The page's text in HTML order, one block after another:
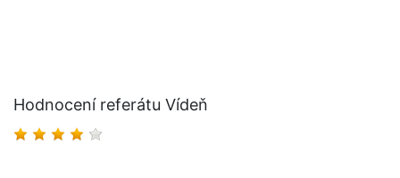
Hodnocení referátu Vídeň